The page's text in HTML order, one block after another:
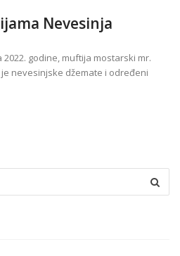
Nevesinja
godine, muftija mostarski mr.
nevesinjske džemate i određeni